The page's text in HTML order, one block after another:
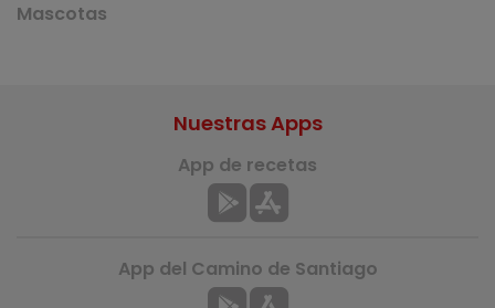
Mascotas
Nuestras Apps
App de recetas
App del Camino de Santiago